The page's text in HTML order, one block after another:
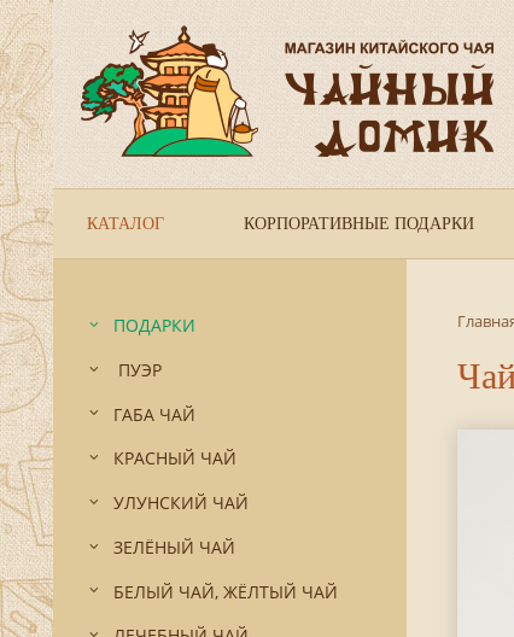
КАТАЛОГ КОРПОРАТИВНЫЕ ПОДАРКИ
ПОДАРКИ
ПУЭР
ГАБА ЧАЙ
КРАСНЫЙ ЧАЙ
УЛУНСКИЙ ЧАЙ
ЗЕЛЁНЫЙ ЧАЙ
БЕЛЫЙ ЧАЙ, ЖЁЛТЫЙ ЧАЙ